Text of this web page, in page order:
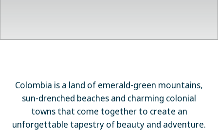
Colombia is a land of emerald-green mountains,
sun-drenched beaches and charming colonial
towns that come together to create an
unforgettable tapestry of beauty and adventure.